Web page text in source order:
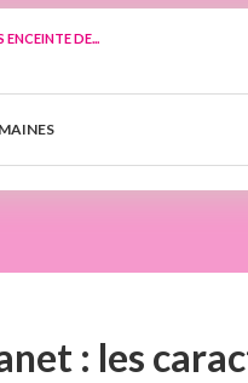
ENCEINTE DE...
: les